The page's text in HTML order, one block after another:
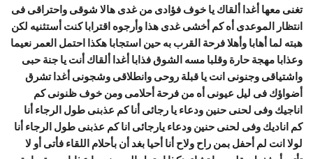
تغنى معها أغدا ألقاك يا خوف فؤادى من غدى هالا شوقى واحتراقى فى
انتظار الموعدى أه كم أخشى غدى هذا وأرجوه اقترابا كنت أستثنيه لكن
هبته لما أهابا وأهلا فرحة القرب به حين استجابا هكذا احتمل العمر نعيما
وعذابا مهجة حارة وقلبا مسه الشوق فذابا أغدا ألقاك أنت يا جنة حبى
واشتياقى وجنونى انت يا قبلة روحى وانطلاقى وشجونى أغدا تشرق
أضواؤك فى ليل عيونى أه من فرحة أحلامى ومن خوف ظنونى كم
اناجيك وفى لحنى حنين ودعاء يا رجائى أنا كم عذبنى طول الرجاء أنا
كم اناديك وفى لحنى حنين ودعاء يارجائى انا كم عذبنى طول الرجاء أنا
لولا انت لم أحفل بمن راح ولاح أنا أحيا بغد أن بأحلام اللقاء فأتى أو لا